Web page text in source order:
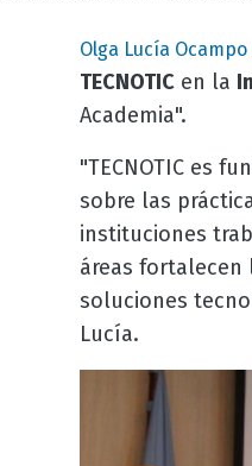
Olga Lucía Ocampo
TECNOTICen la
Academia".
"TECNOTIC es
sobre las
instituciones
áreas fortalecen
soluciones
Lucía.